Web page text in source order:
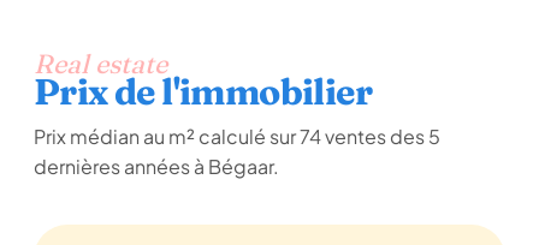
Real estate
Prix de l'immobilier
Prix médian au m² calculé sur 74 ventes des 5
dernières années à Bégaar.